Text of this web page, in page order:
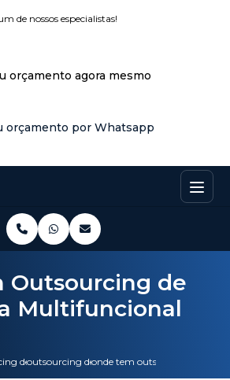
de nossos especialistas!
orçamento agora mesmo
orçamento por Whatsapp
de impressao
outsourcing de impressora multifuncional
onde tem outsourcing de
Outsourcing de
Multifuncional